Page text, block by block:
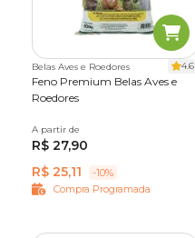
Belas Aves e Roedores 4.6
Feno Premium Belas Aves e
Roedores
500 g
A partir de
R$ 27,90
R$ 25,11
-10%
Compra Programada